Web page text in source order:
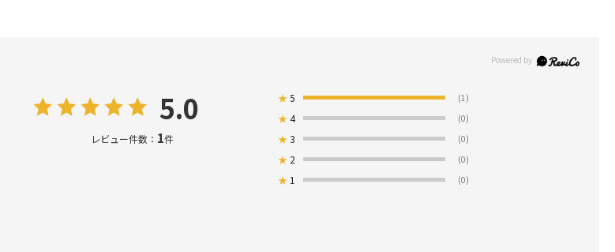
5.0
レビュー件数： 1件
★5 (1)
★4 (0)
★3 (0)
★ 2 (0)
★ 1 (0)